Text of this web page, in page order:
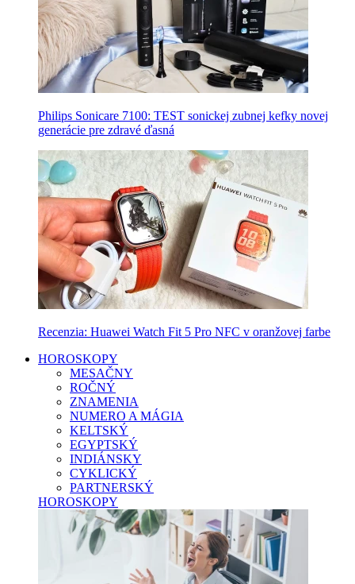
Philips Sonicare 7100: TEST sonickej zubnej kefky novej
generácie pre zdravé ďasná
Recenzia: Huawei Watch Fit 5 Pro NFC v oranžovej farbe
HOROSKOPY
MESAČNY
ROČNÝ
ZNAMENIA
NUMERO A MÁGIA
KELTSKÝ
EGYPTSKÝ
INDIÁNSKY
CYKLICKÝ
PARTNERSKÝ
HOROSKOPY